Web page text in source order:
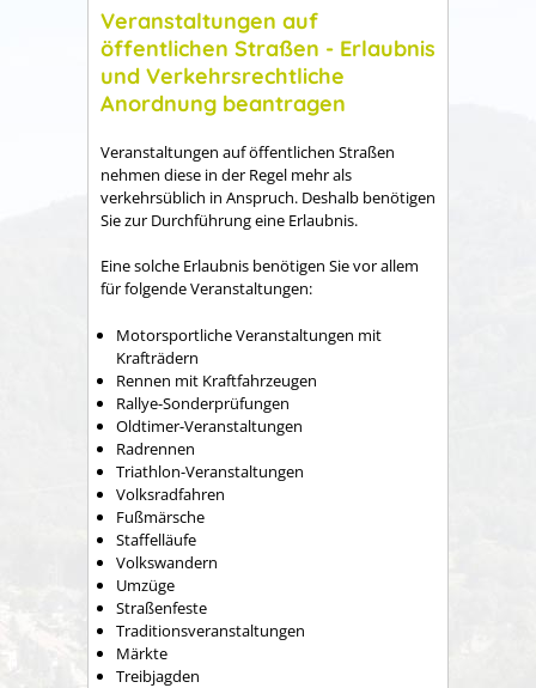
Veranstaltungen auf
öffentlichen Straßen - Erlaubnis
und Verkehrsrechtliche
Anordnung beantragen
Veranstaltungen auf öffentlichen Straßen
nehmen diese in der Regel mehr als
verkehrsüblich in Anspruch. Deshalb benötigen
Sie zur Durchführung eine Erlaubnis.
Eine solche Erlaubnis benötigen Sie vor allem
für folgende Veranstaltungen:
Motorsportliche Veranstaltungen mit
Krafträdern
Rennen mit Kraftfahrzeugen
Rallye-Sonderprüfungen
Oldtimer-Veranstaltungen
Radrennen
Triathlon-Veranstaltungen
Volksradfahren
Fußmärsche
Staffelläufe
Volkswandern
Umzüge
Straßenfeste
Traditionsveranstaltungen
Märkte
Treibjagden